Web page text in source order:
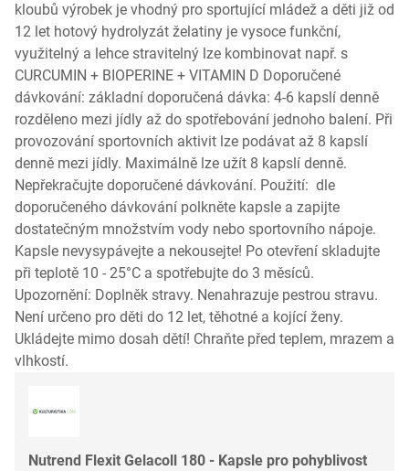
kloubů výrobek je vhodný pro sportující mládež a děti již od
12 let hotový hydrolyzát želatiny je vysoce funkční,
využitelný a lehce stravitelný lze kombinovat např. s
CURCUMIN + BIOPERINE + VITAMIN D Doporučené
dávkování: základní doporučená dávka: 4-6 kapslí denně
rozděleno mezi jídly až do spotřebování jednoho balení. Při
provozování sportovních aktivit lze podávat až 8 kapslí
denně mezi jídly. Maximálně lze užít 8 kapslí denně.
Nepřekračujte doporučené dávkování. Použití: dle
doporučeného dávkování polkněte kapsle a zapijte
dostatečným množstvím vody nebo sportovního nápoje.
Kapsle nevysypávejte a nekousejte! Po otevření skladujte
při teplotě 10 - 25°C a spotřebujte do 3 měsíců.
Upozornění: Doplněk stravy. Nenahrazuje pestrou stravu.
Není určeno pro děti do 12 let, těhotné a kojící ženy.
Ukládejte mimo dosah dětí! Chraňte před teplem, mrazem a
vlhkostí.
Nutrend Flexit Gelacoll 180 - Kapsle pro pohyblivost